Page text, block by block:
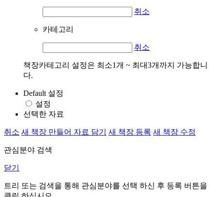
취소
카테고리
취소
책장카테고리 설정은 최소1개 ~ 최대3개까지 가능합니
다.
Default 설정
설정
선택한 자료
취소 새 책장 만들어 자료 담기 새 책장 등록 새 책장 수정
관심분야 검색
닫기
트리 또는 검색을 통해 관심분야를 선택 하신 후 등록 버튼을